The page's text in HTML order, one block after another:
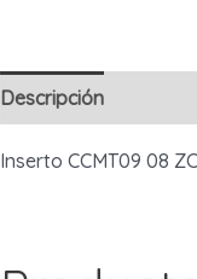
Descripción
Inserto CCMT09 08